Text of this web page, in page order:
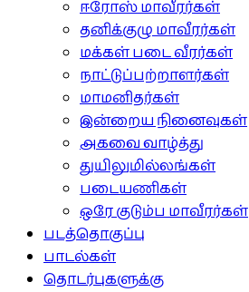
ஈரோஸ் மாவீரர்கள்
தனிக்குழு மாவீரர்கள்
மக்கள் படை வீரர்கள்
நாட்டுப்பற்றாளர்கள்
மாமனிதர்கள்
இன்றைய நினைவுகள்
அகவை வாழ்த்து
துயிலுமில்லங்கள்
படையணிகள்
ஒரே குடும்ப மாவீரர்கள்
படத்தொகுப்பு
பாடல்கள்
தொடர்புகளுக்கு